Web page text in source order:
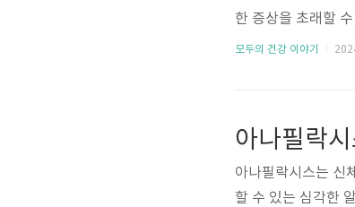
한 증상을 초래할
입니다. 여성, 어린
요합니다. 이번 글
모두의 건강 이야기
아나필락
아나필락시스는 신
할 수 있는 심각한